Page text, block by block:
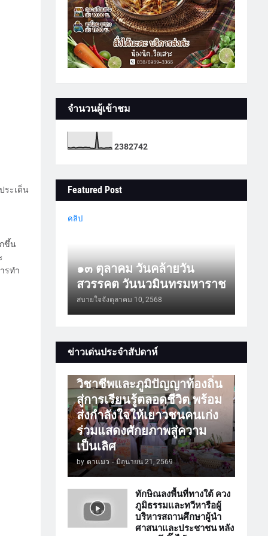
ระเด็น
ขึ้น
รทำ
จำนวนผู้เข้าชม
2382742
Featured Post
คลิป
๑๓ ตุลาคม วันคล้ายวัน
สวรรคต วันนวมินทรมหาราช
สบายใจจังตุลาคม 10, 2568
ข่าวเด่นประจำสัปดาห์
การศึกษา
วิชาชีพและภูมิปัญญาท้องถิ่น
สู่การเรียนรู้ตลอดชีวิต พร้อม
ส่งกำลังใจให้เยาวชนคนเก่ง
ร่วมแสดงศักยภาพสู่ความ
เป็นเลิศ
by ตาแมว - มิถุนายน 21, 2569
ทักษิณลงพื้นที่ทางใต้ ควง
ภูมิธรรมและทวีหารือผู้
บริหารสถานศึกษาผู้นำ
ศาสนาและประชาชน หลัง